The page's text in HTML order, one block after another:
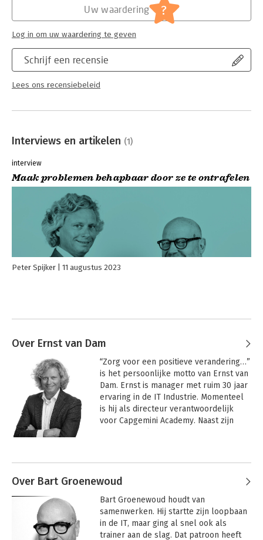
Algemeen management
Personeelsmanagement
Schrijf een recensie
Lees ons recensiebeleid
Uw waardering ?
Log in om uw waardering te geven
Interviews en artikelen (1)
interview
Maak problemen behapbaar door ze te ontrafelen
Peter Spijker 11 augustus 2023
Over Ernst van Dam
“Zorg voor een positieve verandering…”
is het persoonlijke motto van Ernst van
Dam. Ernst is manager met ruim 30 jaar
ervaring in de IT Industrie. Momenteel
is hij als directeur verantwoordelijk
voor Capgemini Academy. Naast zijn
werken en krijgt er energie van om
vergroten door ze uit te dagen hieruit
te stappen.
Over Bart Groenewoud
Bart Groenewoud houdt van
samenwerken. Hij startte zijn loopbaan
in de IT, maar ging al snel ook als
trainer aan de slag. Dat patroon heeft